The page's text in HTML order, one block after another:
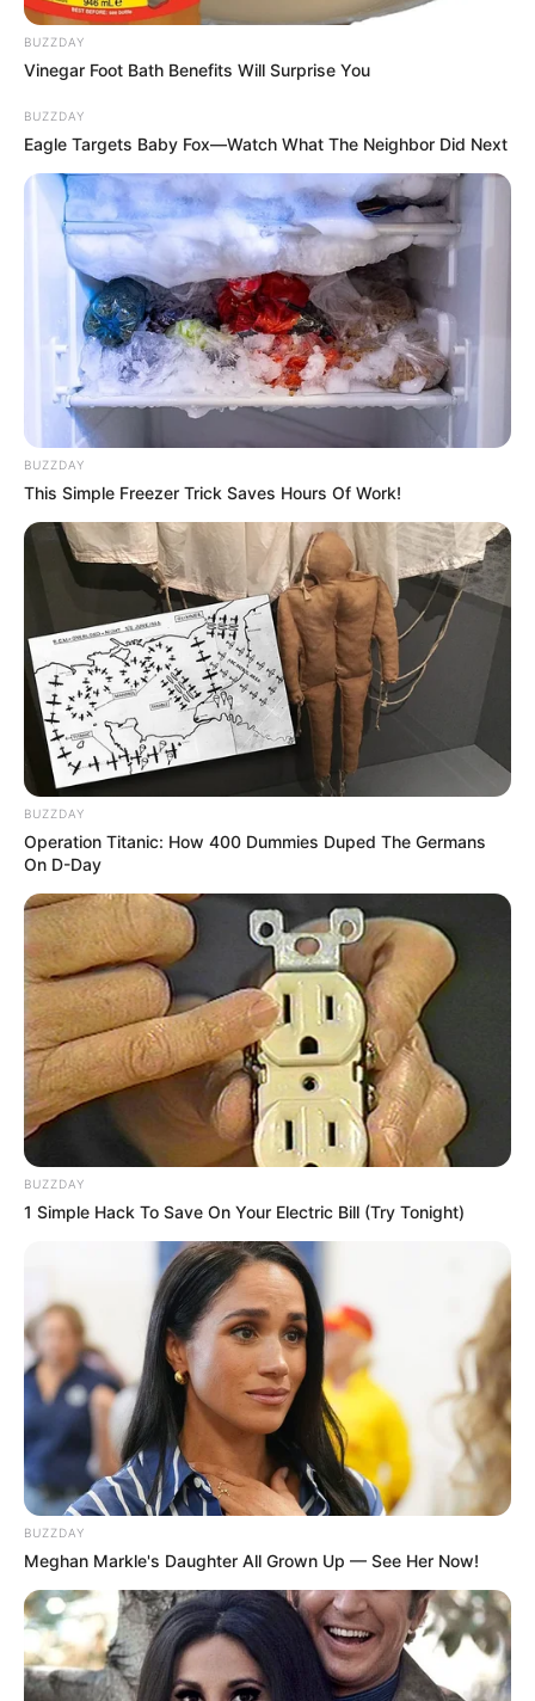
News
ΤΑ ΠΙΟ ΔΗΜΟΦΙΛΗ
BUZZDAY
Vinegar Foot Bath Benefits Will Surprise You
BUZZDAY
Eagle Targets Baby Fox—Watch What The Neighbor Did Next
BUZZDAY
This Simple Freezer Trick Saves Hours Of Work!
BUZZDAY
Operation Titanic: How 400 Dummies Duped The Germans
On D-Day
BUZZDAY
1 Simple Hack To Save On Your Electric Bill (Try Tonight)
BUZZDAY
Meghan Markle's Daughter All Grown Up — See Her Now!